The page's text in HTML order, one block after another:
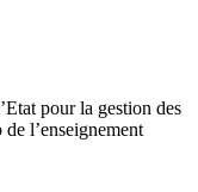
pour la gestion des
l’enseignement